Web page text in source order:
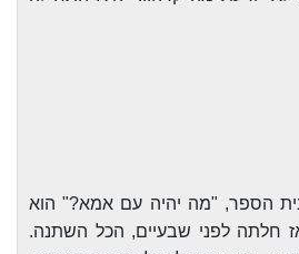
הספר, "מה יהיה עם אמא?" הוא
חלתה לפני שבעיים, הכל השתנה.